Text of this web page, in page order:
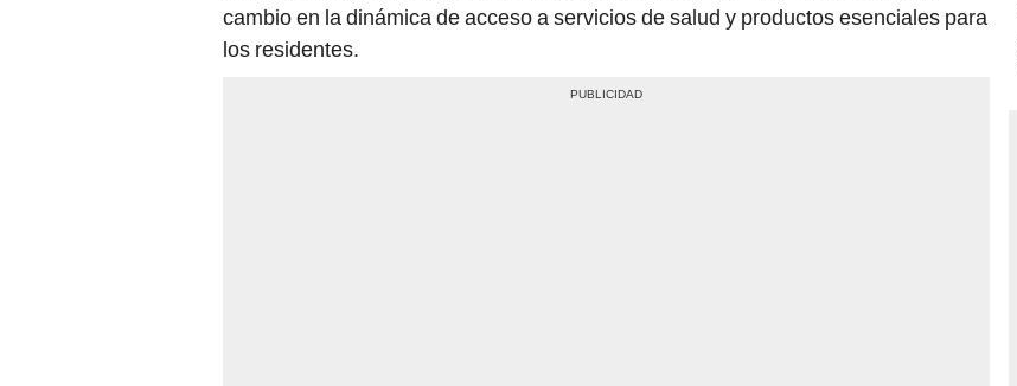
cambio en la dinámica de acceso a servicios de salud y productos esenciales para
los residentes.